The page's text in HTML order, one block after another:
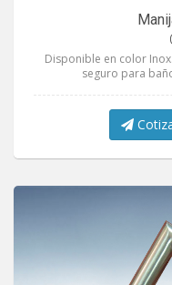
Disponible en color
seguro para